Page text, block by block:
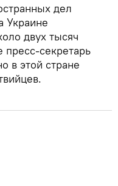
дел
Украине
двух тысяч
пресс-секретарь
в этой стране